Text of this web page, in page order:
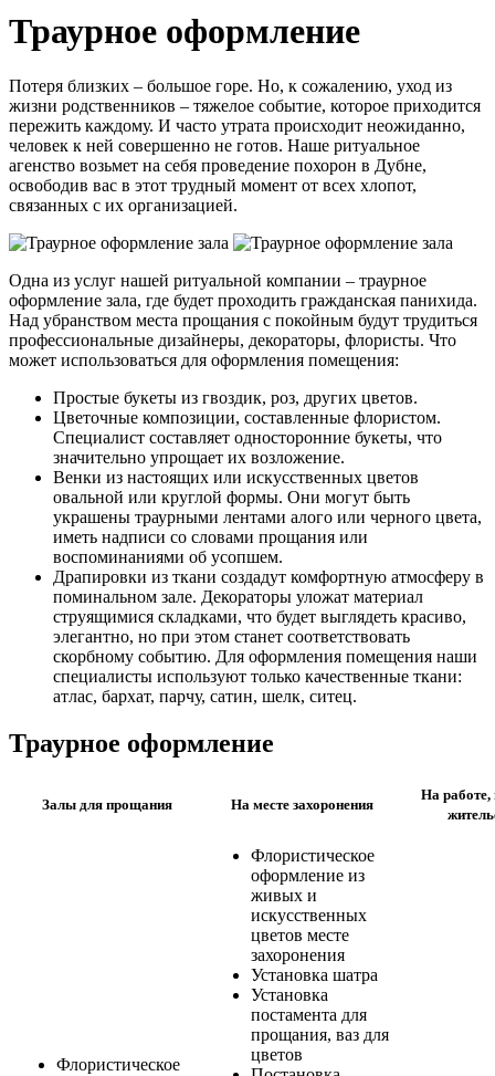
Траурное оформление
Потеря близких – большое горе. Но, к сожалению, уход из
жизни родственников – тяжелое событие, которое приходится
пережить каждому. И часто утрата происходит неожиданно,
человек к ней совершенно не готов. Наше ритуальное
агенство возьмет на себя проведение похорон в Дубне,
освободив вас в этот трудный момент от всех хлопот,
связанных с их организацией.
Одна из услуг нашей ритуальной компании – траурное
оформление зала, где будет проходить гражданская панихида.
Над убранством места прощания с покойным будут трудиться
профессиональные дизайнеры, декораторы, флористы. Что
может использоваться для оформления помещения:
Простые букеты из гвоздик, роз, других цветов.
Цветочные композиции, составленные флористом.
Специалист составляет односторонние букеты, что
значительно упрощает их возложение.
Венки из настоящих или искусственных цветов
овальной или круглой формы. Они могут быть
украшены траурными лентами алого или черного цвета,
иметь надписи со словами прощания или
воспоминаниями об усопшем.
Драпировки из ткани создадут комфортную атмосферу в
поминальном зале. Декораторы уложат материал
струящимися складками, что будет выглядеть красиво,
элегантно, но при этом станет соответствовать
скорбному событию. Для оформления помещения наши
специалисты используют только качественные ткани:
атлас, бархат, парчу, сатин, шелк, ситец.
Траурное оформление
Залы для прощания На месте захоронения
На работе,
Флористическое
Флористическое
оформление из
живых и
искусственных
цветов месте
захоронения
Установка шатра
Установка
постамента для
прощания, ваз для
цветов